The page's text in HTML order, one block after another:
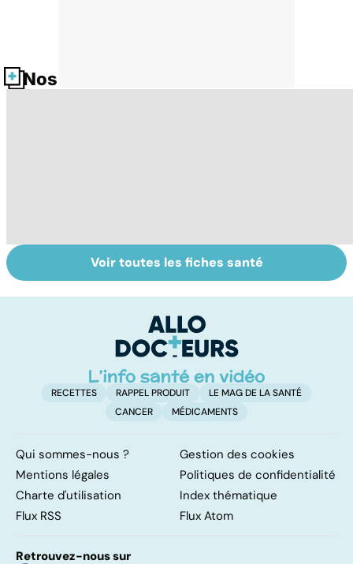
Nos fiches santé
Troubles anxieux,
une anxiété
Un rhume, ça se
soigne ?
Voir toutes les fiches santé
RECETTES RAPPEL PRODUIT
LE MAG DE LA SANTÉ
CANCER
MÉDICAMENTS
Qui sommes-nous ?
Gestion des cookies
Mentions légales
Politiques de confidentialité
Charte d'utilisation
Index thématique
Flux RSS
Flux Atom
Retrouvez-nous sur